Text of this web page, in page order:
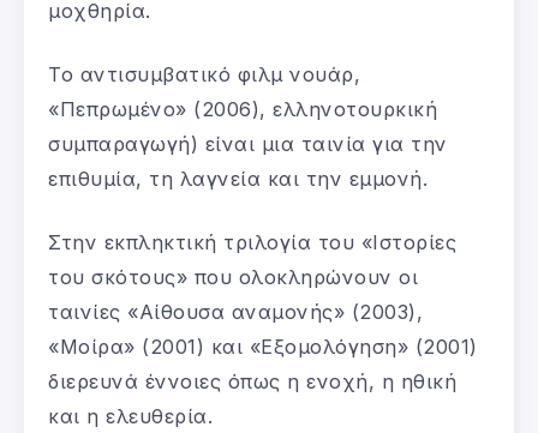
μοχθηρία.
Το αντισυμβατικό φιλμ νουάρ,
«Πεπρωμένο» (2006), ελληνοτουρκική
συμπαραγωγή) είναι μια ταινία για την
επιθυμία, τη λαγνεία και την εμμονή.
Στην εκπληκτική τριλογία του «Ιστορίες
του σκότους» που ολοκληρώνουν οι
ταινίες «Αίθουσα αναμονής» (2003),
«Μοίρα» (2001) και «Εξομολόγηση» (2001)
διερευνά έννοιες όπως η ενοχή, η ηθική
και η ελευθερία.